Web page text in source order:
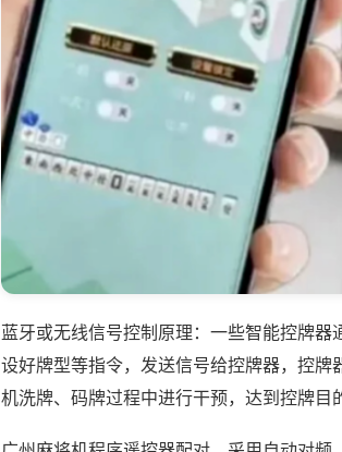
蓝牙或无线信号控制原理：一些智能控牌
设好牌型等指令，发送信号给控牌器，控
机洗牌、码牌过程中进行干预，达到控牌目